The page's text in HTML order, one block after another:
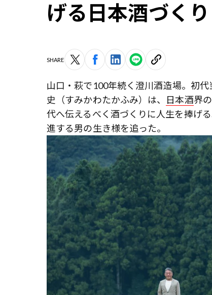
げる日本酒づくり
SHARE
山口・萩で100年続く澄川酒造場。初
史（すみかわたかふみ）は、
日本酒界
代へ伝えるべく酒づくりに人生を捧げ
進する男の生き様を追った。